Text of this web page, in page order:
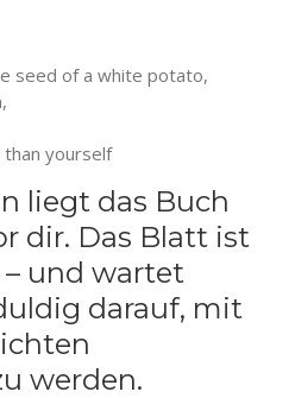
seed of a white potato,
yourself
liegt das Buch
dir. Das Blatt ist
und wartet
darauf, mit
werden.